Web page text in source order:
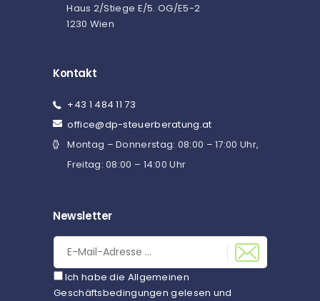
Haus 2/Stiege E/5. OG/E5-2
1230 Wien
Kontakt
+43 1 484 11 73
office@dp-steuerberatung.at
Montag – Donnerstag: 08:00 – 17:00 Uhr,
Freitag: 08:00 – 14:00 Uhr
Newsletter
Ich habe die Allgemeinen
Geschäftsbedingungen gelesen und